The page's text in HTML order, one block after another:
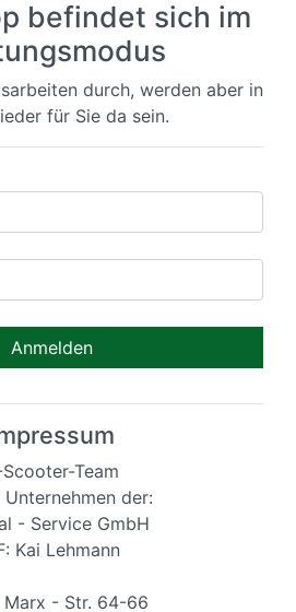
befindet sich im
durch, werden aber in
für Sie da sein.
Scooter-Team
Unternehmen der:
- Service GmbH
Kai Lehmann
Marx - Str. 64-66